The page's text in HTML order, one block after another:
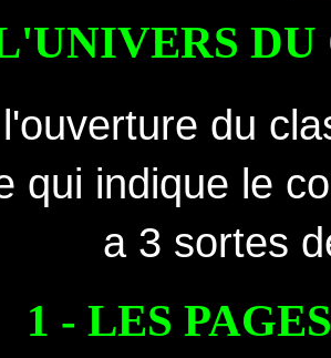
du
qui indique le
a 3 sortes
1 - LES